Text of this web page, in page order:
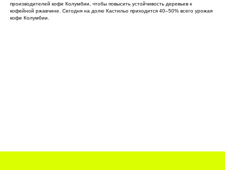
производителей кофе Колумбии, чтобы повысить устойчивость деревьев к
кофейной ржавчине. Сегодня на долю Кастильо приходится 40–50% всего урожая
кофе Колумбии.